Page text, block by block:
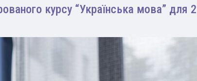
курсу “Українська мова” для 2